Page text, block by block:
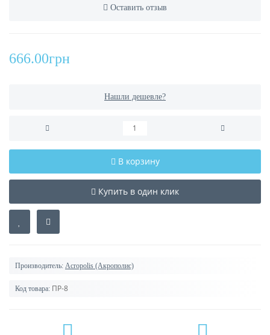
Оставить отзыв
666.00грн
Нашли дешевле?
В корзину
Купить в один клик
Производитель: Acropolis (Акрополис)
Код товара: ПР-8